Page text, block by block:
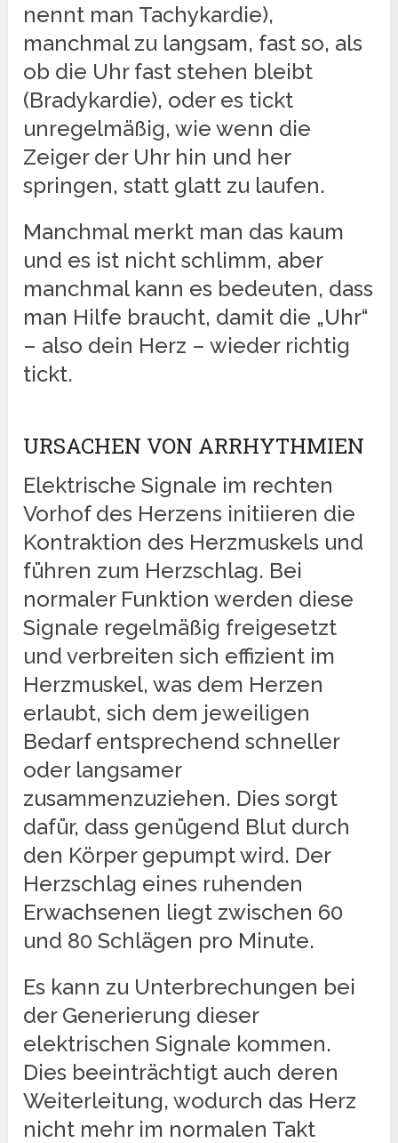
nennt man Tachykardie),
manchmal zu langsam, fast so, als
ob die Uhr fast stehen bleibt
(Bradykardie), oder es tickt
unregelmäßig, wie wenn die
Zeiger der Uhr hin und her
springen, statt glatt zu laufen.
Manchmal merkt man das kaum
und es ist nicht schlimm, aber
manchmal kann es bedeuten, dass
man Hilfe braucht, damit die „Uhr“
– also dein Herz – wieder richtig
tickt.
URSACHEN VON ARRHYTHMIEN
Elektrische Signale im rechten
Vorhof des Herzens initiieren die
Kontraktion des Herzmuskels und
führen zum Herzschlag. Bei
normaler Funktion werden diese
Signale regelmäßig freigesetzt
und verbreiten sich effizient im
Herzmuskel, was dem Herzen
erlaubt, sich dem jeweiligen
Bedarf entsprechend schneller
oder langsamer
zusammenzuziehen. Dies sorgt
dafür, dass genügend Blut durch
den Körper gepumpt wird. Der
Herzschlag eines ruhenden
Erwachsenen liegt zwischen 60
und 80 Schlägen pro Minute.
Es kann zu Unterbrechungen bei
der Generierung dieser
elektrischen Signale kommen.
Dies beeinträchtigt auch deren
Weiterleitung, wodurch das Herz
nicht mehr im normalen Takt